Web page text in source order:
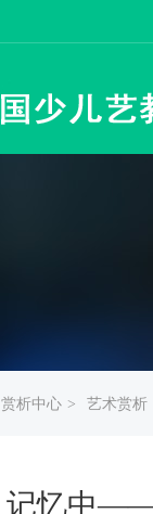
赏析中心 > 艺术赏析
记忆中——